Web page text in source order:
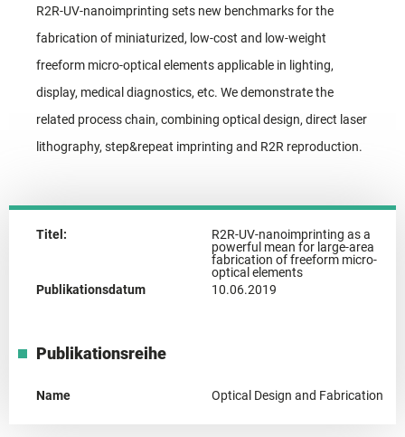
R2R-UV-nanoimprinting sets new benchmarks for the
fabrication of miniaturized, low-cost and low-weight
freeform micro-optical elements applicable in lighting,
display, medical diagnostics, etc. We demonstrate the
related process chain, combining optical design, direct laser
lithography, step&repeat imprinting and R2R reproduction.
Titel:
R2R-UV-nanoimprinting as a
powerful mean for large-area
fabrication of freeform micro-
optical elements
Publikationsdatum
10.06.2019
Publikationsreihe
Name Optical Design and Fabrication